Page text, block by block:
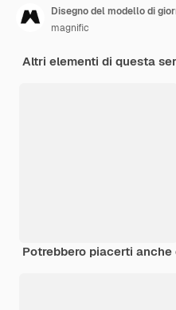
Disegno del modello di
magnific
Altri elementi di questa
Potrebbero piacerti anche